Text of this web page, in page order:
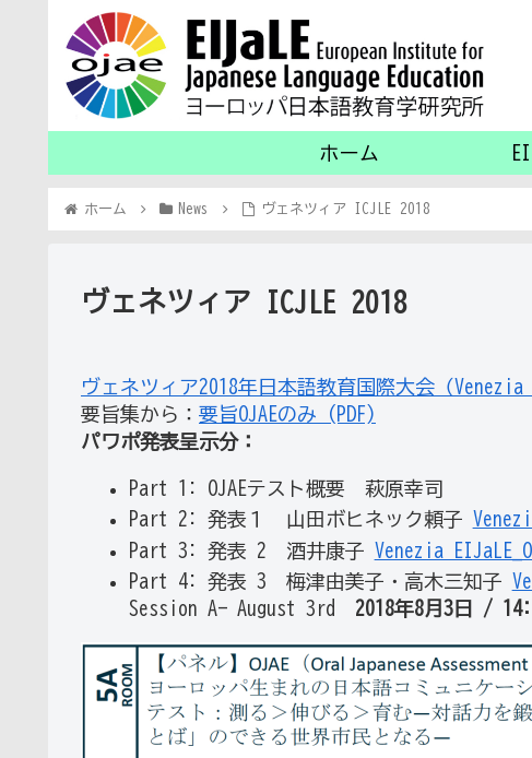
ホーム
ホーム News ヴェネツィア ICJLE 2018
ヴェネツィア ICJLE 2018
ヴェネツィア2018年日本語教育国際大会（Venezia
要旨集から： 要旨OJAEのみ (PDF)
パワポ発表呈示分：
Part 1: OJAEテスト概要 萩原幸司
Part 2: 発表１ 山田ボヒネック頼子
Part 3: 発表 2 酒井康子 Venezia
Part 4: 発表 3 梅津由美子・高木三知子
Session A- August 3rd 2018年8月3日 /